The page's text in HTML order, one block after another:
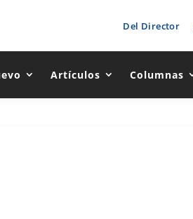
Del Director
Artículos Columnas